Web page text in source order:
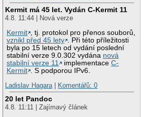
Kermit má 45 let. Vydán C-Kermit 11
4.8. 11:44 | Nová verze
Kermit
, tj. protokol pro přenos souborů,
vznikl před 45 lety
. Při této příležitosti
byla po 15 letech od vydání poslední
stabilní verze 9.0.302 vydána nová
stabilní verze 11
implementaceC-
Kermit
. S podporou IPv6.
Ladislav Hagara| Komentářů: 0
20 let Pandoc
4.8. 11:11 | Zajímavý článek